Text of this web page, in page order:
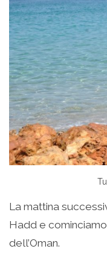
La mattina
Hadd e
dell’Oman.